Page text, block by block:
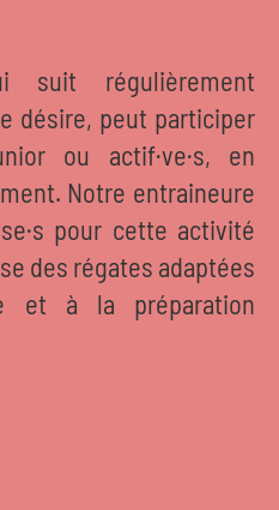
suit régulièrement
désire, peut participer
ou actif·ve·s, en
Notre entraineure
pour cette activité
des régates adaptées
et à la préparation